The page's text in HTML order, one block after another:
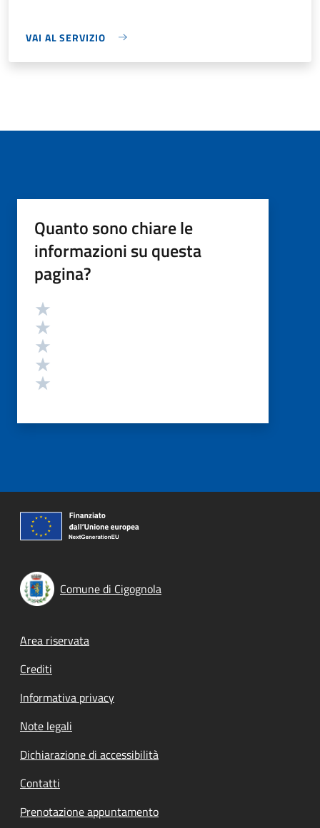
VAI AL SERVIZIO
Quanto sono chiare le
informazioni su questa
pagina?
Valutazione
Comune di Cigognola
Footer menu
Area riservata
Crediti
Informativa privacy
Note legali
Dichiarazione di accessibilità
Contatti
Prenotazione appuntamento